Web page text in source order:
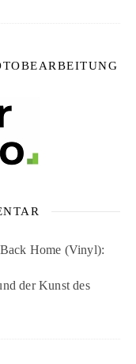
Home (Vinyl):
der Kunst des